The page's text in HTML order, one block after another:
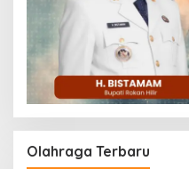
Olahraga Terbaru